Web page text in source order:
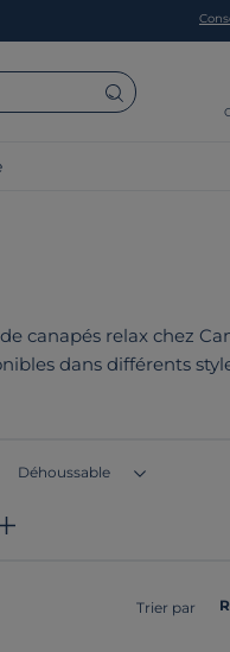
canapés relax chez
dans différents
Que
Déhoussable
Trier par